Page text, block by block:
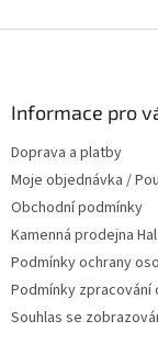
Informace pro
Doprava a platby
Moje objednávka /
Obchodní podmínky
Kamenná prodejna
Podmínky ochrany
Podmínky zpracování
Souhlas se